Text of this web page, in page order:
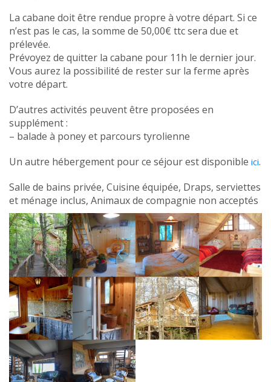
La cabane doit être rendue propre à votre départ. Si ce
n’est pas le cas, la somme de 50,00€ ttc sera due et
prélevée.
Prévoyez de quitter la cabane pour 11h le dernier jour.
Vous aurez la possibilité de rester sur la ferme après
votre départ.
D’autres activités peuvent être proposées en
supplément :
– balade à poney et parcours tyrolienne
Un autre hébergement pour ce séjour est disponible ici.
Salle de bains privée, Cuisine équipée, Draps, serviettes
et ménage inclus, Animaux de compagnie non acceptés